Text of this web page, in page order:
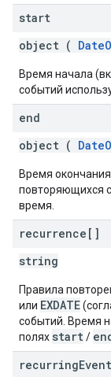
start
object (
Время начала
событий
end
object (
Время
повторяющихся
время.
recurrence[]
string
Правила
или EXDATE
событий. Время
полях start/
recurringEvent